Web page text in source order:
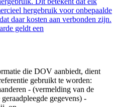
hergebruik voor onbepaalde
daar kosten aan verbonden zijn.
geldt een
die DOV aanbiedt, dient
gebruikt te worden:
- (vermelding van de
gegevens) -